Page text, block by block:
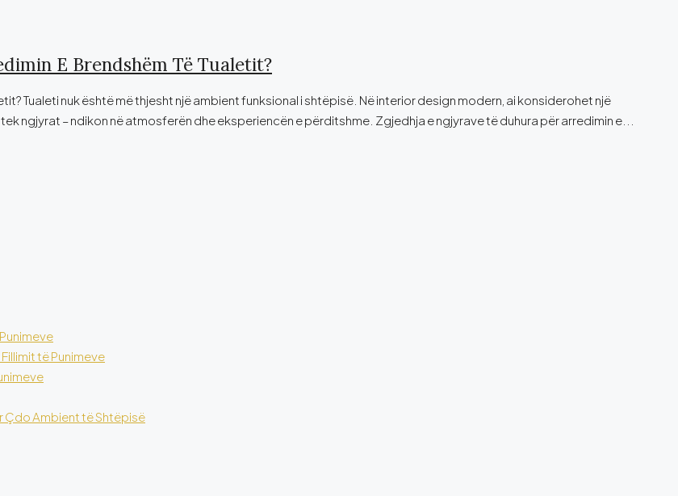
E Brendshëm Të Tualetit?
Tualeti nuk është më thjesht një ambient funksional i shtëpisë. Në interior design modern, ai konsiderohet një
ngjyrat – ndikon në atmosferën dhe eksperiencën e përditshme. Zgjedhja e ngjyrave të duhura për arredimin e...
të Punimeve
Çdo Ambient të Shtëpisë